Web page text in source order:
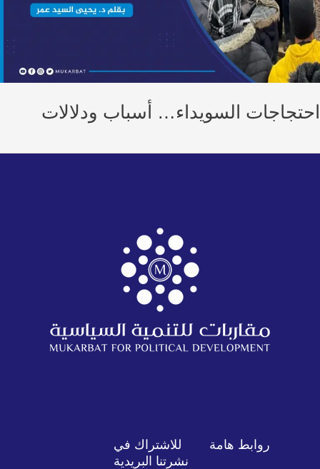
السويداء… أسباب ودلالات
روابط هامة
للاشتراك في
نشرتنا البريدية